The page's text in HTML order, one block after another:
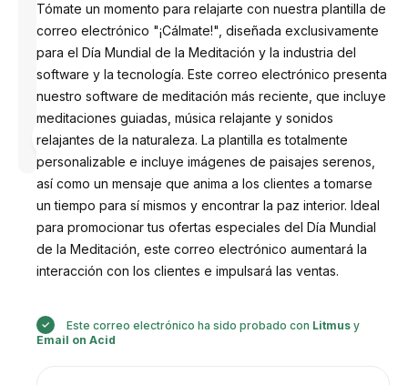
Diseñado
por
Tómate un momento para relajarte con nuestra plantilla de
correo electrónico "¡Cálmate!", diseñada exclusivamente
para el Día Mundial de la Meditación y la industria del
software y la tecnología. Este correo electrónico presenta
nuestro software de meditación más reciente, que incluye
meditaciones guiadas, música relajante y sonidos
relajantes de la naturaleza. La plantilla es totalmente
personalizable e incluye imágenes de paisajes serenos,
así como un mensaje que anima a los clientes a tomarse
un tiempo para sí mismos y encontrar la paz interior. Ideal
para promocionar tus ofertas especiales del Día Mundial
de la Meditación, este correo electrónico aumentará la
interacción con los clientes e impulsará las ventas.
Este correo electrónico ha sido probado con Litmusy
Email on Acid